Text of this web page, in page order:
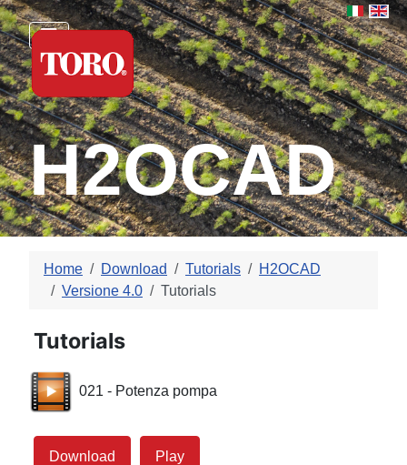
Select
H2OCAD
Home Download Tutorials
H2OCAD
Versione 4.0
Tutorials
Tutorials
021 - Potenza pompa
Download Play